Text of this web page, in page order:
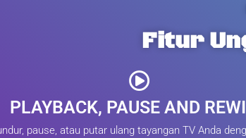
Fitur
PLAYBACK, PAUSE AND
pause, atau putar ulang tayangan TV Anda